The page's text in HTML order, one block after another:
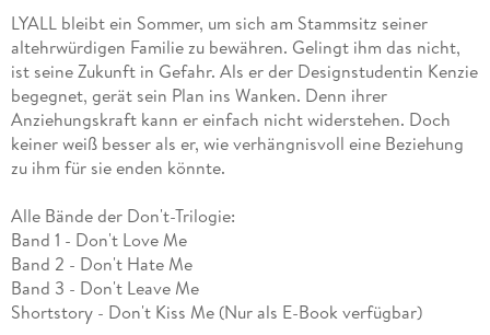
LYALL bleibt ein Sommer, um sich am Stammsitz seiner
altehrwürdigen Familie zu bewähren. Gelingt ihm das nicht,
ist seine Zukunft in Gefahr. Als er der Designstudentin Kenzie
begegnet, gerät sein Plan ins Wanken. Denn ihrer
Anziehungskraft kann er einfach nicht widerstehen. Doch
keiner weiß besser als er, wie verhängnisvoll eine Beziehung
zu ihm für sie enden könnte.
Alle Bände der Don't-Trilogie:
Band 1 - Don't Love Me
Band 2 - Don't Hate Me
Band 3 - Don't Leave Me
Shortstory - Don't Kiss Me (Nur als E-Book verfügbar)